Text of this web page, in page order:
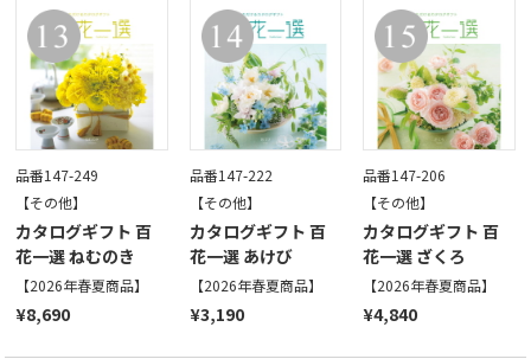
品番147-249
【その他】
カタログギフト 百
花一選 ねむのき
【2026年春夏商品】
¥8,690
品番147-222
【その他】
カタログギフト 百
花一選 あけび
【2026年春夏商品】
¥3,190
品番147-206
【その他】
カタログギフト 百
花一選 ざくろ
【2026年春夏商品】
¥4,840